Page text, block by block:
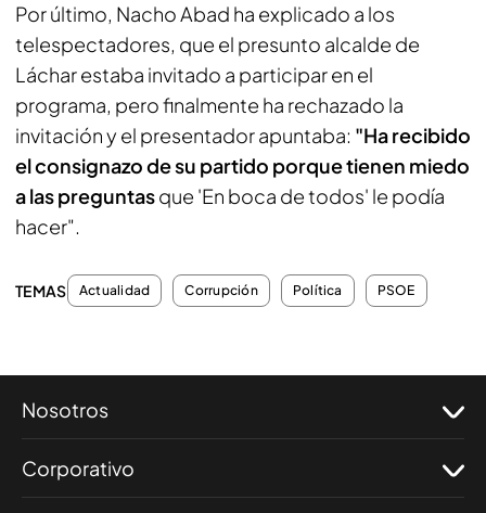
Por último, Nacho Abad ha explicado a los
telespectadores, que el presunto alcalde de
Láchar estaba invitado a participar en el
programa, pero finalmente ha rechazado la
invitación y el presentador apuntaba: "Ha recibido
el consignazo de su partido porque tienen miedo
a las preguntasque 'En boca de todos' le podía
hacer".
TEMAS Actualidad Corrupción Política PSOE
Nosotros
Corporativo